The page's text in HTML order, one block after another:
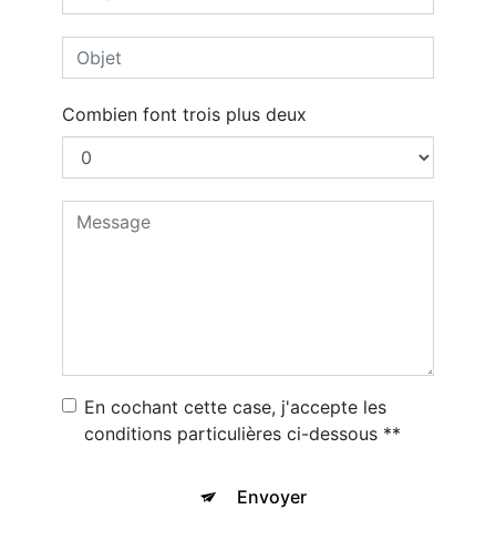
Combien font trois plus deux
En cochant cette case, j'accepte les
conditions particulières ci-dessous **
Envoyer